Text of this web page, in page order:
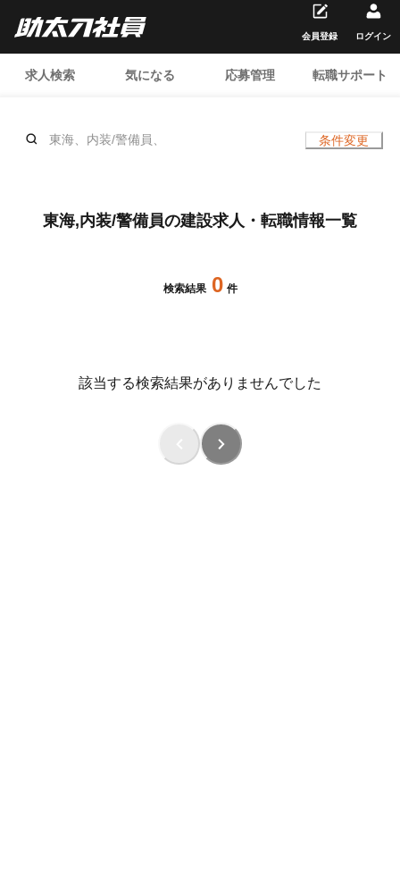
求人検索 気になる 応募管理 転職サポート
会員登録 ログイン
東海、内装/警備員、 条件変更
東海,内装/警備員の建設求人・転職情報一覧
検索結果 0 件
該当する検索結果がありませんでした